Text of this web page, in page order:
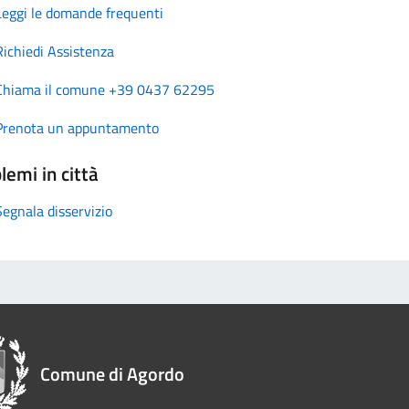
le domande frequenti
Assistenza
il comune +39 0437 62295
un appuntamento
in città
disservizio
Comune di Agordo